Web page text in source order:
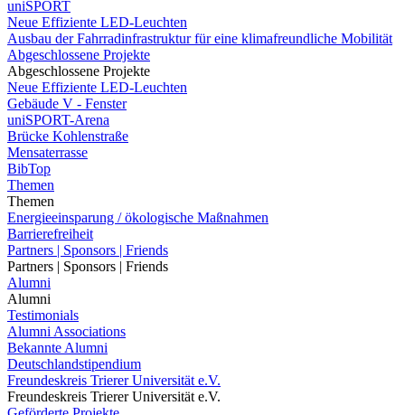
uniSPORT
Neue Effiziente LED-Leuchten
Ausbau der Fahrradinfrastruktur für eine klimafreundliche Mobilität
Abgeschlossene Projekte
Abgeschlossene Projekte
Neue Effiziente LED-Leuchten
Gebäude V - Fenster
uniSPORT-Arena
Brücke Kohlenstraße
Mensaterrasse
BibTop
Themen
Themen
Energieeinsparung / ökologische Maßnahmen
Barrierefreiheit
Partners | Sponsors | Friends
Partners | Sponsors | Friends
Alumni
Alumni
Testimonials
Alumni Associations
Bekannte Alumni
Deutschlandstipendium
Freundeskreis Trierer Universität e.V.
Freundeskreis Trierer Universität e.V.